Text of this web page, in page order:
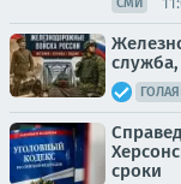
СМИ
сроки